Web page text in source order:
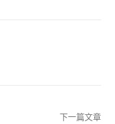
下一篇文章